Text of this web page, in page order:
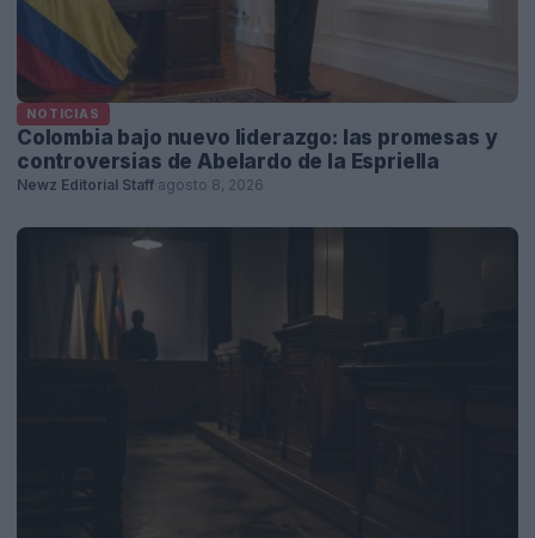
NOTICIAS
Colombia bajo nuevo liderazgo: las promesas y
controversias de Abelardo de la Espriella
Newz Editorial Staff agosto 8, 2026